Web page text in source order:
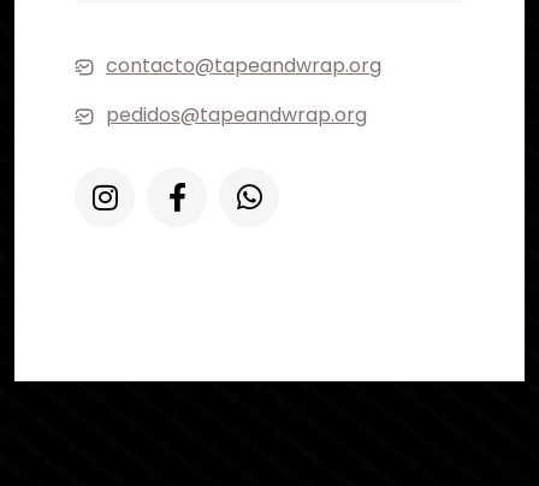
contacto@tapeandwrap.org
pedidos@tapeandwrap.org